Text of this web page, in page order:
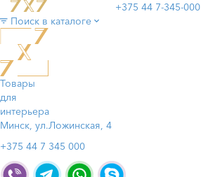
+375 44 7-345-000
Поиск в каталоге
Товары
для
интерьера
Минск, ул.Ложинская, 4
+375 44 7 345 000